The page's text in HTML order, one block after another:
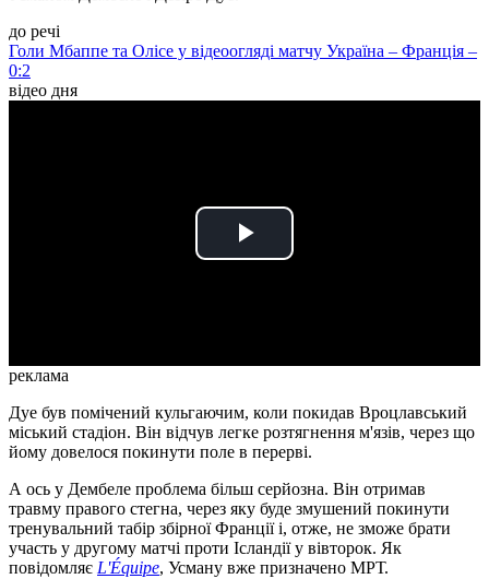
до речі
Голи Мбаппе та Олісе у відеоогляді матчу Україна – Франція –
0:2
відео дня
Play
реклама
Дуе був помічений кульгаючим, коли покидав Вроцлавський
міський стадіон. Він відчув легке розтягнення м'язів, через що
йому довелося покинути поле в перерві.
А ось у Дембеле проблема більш серйозна. Він отримав
травму правого стегна, через яку буде змушений покинути
тренувальний табір збірної Франції і, отже, не зможе брати
участь у другому матчі проти Ісландії у вівторок. Як
повідомляє L'Équipe, Усману вже призначено МРТ.